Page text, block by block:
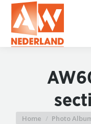
Je bent hier:
Home Photo